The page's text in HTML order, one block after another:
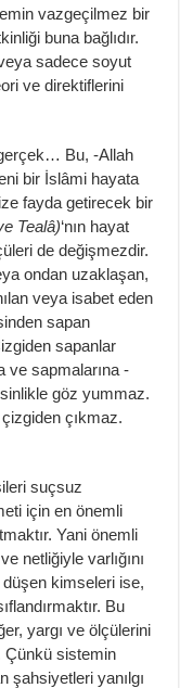
vazgeçilmez bir
buna bağlıdır.
sadece soyut
ve direktiflerini
Bu, -Allah
bir İslâmi hayata
fayda getirecek bir
Tealâ)‘nın hayat
de değişmezdir.
ondan uzaklaşan,
veya isabet eden
sapan
sapanlar
ve sapmalarına -
göz yummaz.
çıkmaz.
suçsuz
için en önemli
Yani önemli
netliğiyle varlığını
düşen kimseleri ise,
Bu
yargı ve ölçülerini
Çünkü sistemin
şahsiyetleri yanılgı